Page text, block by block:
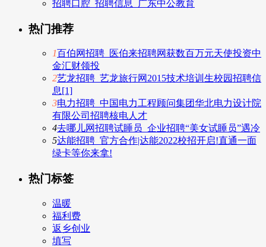
招聘口腔_招聘信息_广东中公教育
热门推荐
1百伯网招聘_医伯来招聘网获数百万元天使投资中
金汇财领投
2艺龙招聘_艺龙旅行网2015技术培训生校园招聘信
息[1]
3电力招聘_中国电力工程顾问集团华北电力设计院
有限公司招聘核电人才
4去哪儿网招聘试睡员_企业招聘“美女试睡员”遇冷
5达能招聘_官方合作|达能2022校招开启!直通一面
绿卡等你来拿!
热门标签
温暖
福利费
返乡创业
填写